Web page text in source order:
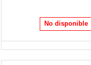
No disponible